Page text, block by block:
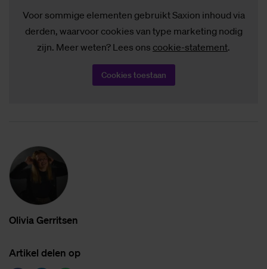
Voor sommige elementen gebruikt Saxion inhoud via
derden, waarvoor cookies van type marketing nodig
zijn. Meer weten? Lees ons cookie-statement.
Cookies toestaan
Oli­via Ger­rit­sen
Ar­ti­kel de­len op